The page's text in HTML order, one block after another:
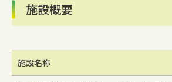
施設概要
施設名称